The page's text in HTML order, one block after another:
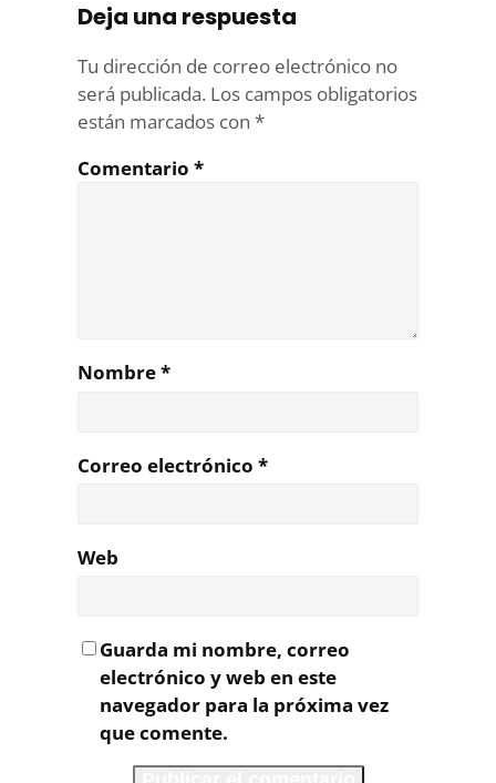
Deja una respuesta
Tu dirección de correo electrónico no
será publicada. Los campos obligatorios
están marcados con *
Comentario *
Nombre*
Correo electrónico *
Web
Guarda mi nombre, correo
electrónico y web en este
navegador para la próxima vez
que comente.